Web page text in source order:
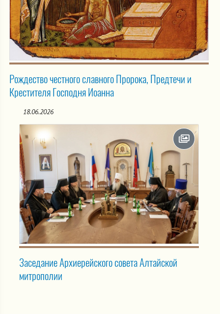
Рождество честного славного Пророка, Предтечи и
Крестителя Господня Иоанна
18.06.2026
Заседание Архиерейского совета Алтайской
митрополии